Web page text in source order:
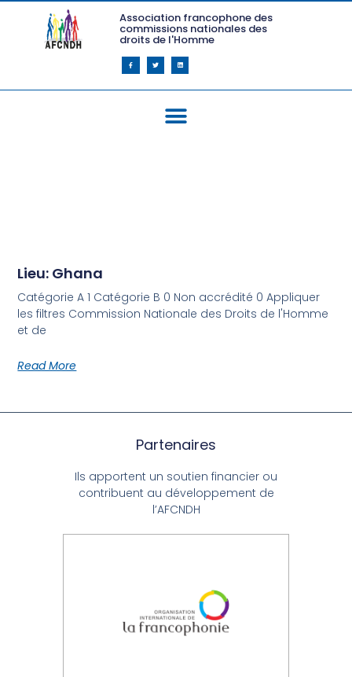
Association francophone des
commissions nationales des
droits de l'Homme
Lieu: Ghana
Catégorie A 1 Catégorie B 0 Non accrédité 0 Appliquer
les filtres Commission Nationale des Droits de l'Homme
et de
Read More
Partenaires
Ils apportent un soutien financier ou
contribuent au développement de
l’AFCNDH